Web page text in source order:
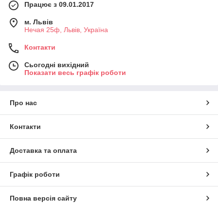
Працює з 09.01.2017
м. Львів
Нечая 25ф, Львів, Україна
Контакти
Сьогодні вихідний
Показати весь графік роботи
Про нас
Контакти
Доставка та оплата
Графік роботи
Повна версія сайту